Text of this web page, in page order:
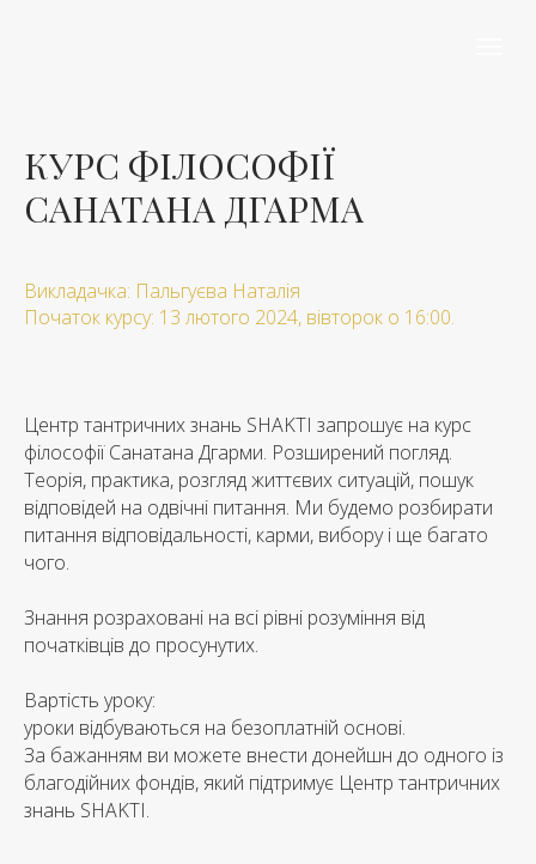
КУРС ФІЛОСОФІЇ
САНАТАНА ДГАРМА
Викладачка: Пальгуєва Наталія
Початок курсу: 13 лютого 2024, вівторок о 16:00.
Центр тантричних знань SHAKTI запрошує на курс
філософії Санатана Дгарми. Розширений погляд.
Теорія, практика, розгляд життєвих ситуацій, пошук
відповідей на одвічні питання. Ми будемо розбирати
питання відповідальності, карми, вибору і ще багато
чого.
Знання розраховані на всі рівні розуміння від
початківців до просунутих.
Вартість уроку:
уроки відбуваються на безоплатній основі.
За бажанням ви можете внести донейшн до одного із
благодійних фондів, який підтримує Центр тантричних
знань SHAKTI.